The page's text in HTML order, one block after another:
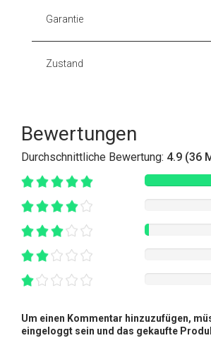
Garantie
Zustand
Bewertungen
Durchschnittliche Bewertung: 4.9 (36
Um einen Kommentar hinzuzufügen,
eingeloggt sein und das gekaufte